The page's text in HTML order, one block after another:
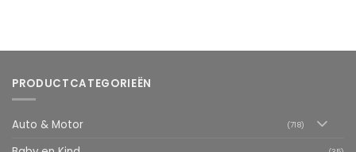
PRODUCTCATEGORIEËN
Auto & Motor (718)